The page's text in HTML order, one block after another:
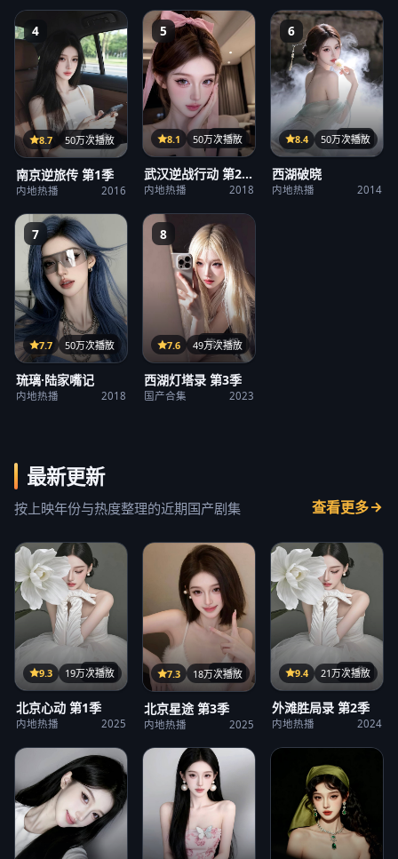
4
21集
8.7 50万次播放
南京逆旅传 第1季
内地热播 2016
5
31集
8.1 50万次播放
武汉逆战行动 第2
季
内地热播 2018
6
36集
8.4 50万次播放
西湖破晓
内地热播 2014
7
12集
7.7 50万次播放
琉璃·陆家嘴记
内地热播 2018
8
第23期
7.6 49万次播放
西湖灯塔录 第3季
国产合集 2023
最新更新
按上映年份与热度整理的近期国产剧集 查看更多
32集
9.3 19万次播放
北京心动 第1季
内地热播 2025
25集
7.3 18万次播放
北京星途 第3季
内地热播 2025
21集
9.4 21万次播放
外滩胜局录 第2季
内地热播 2024